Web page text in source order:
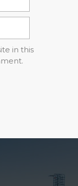
in this